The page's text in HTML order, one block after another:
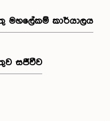
මහලේකම් කාර්යාලය
සජීවීව